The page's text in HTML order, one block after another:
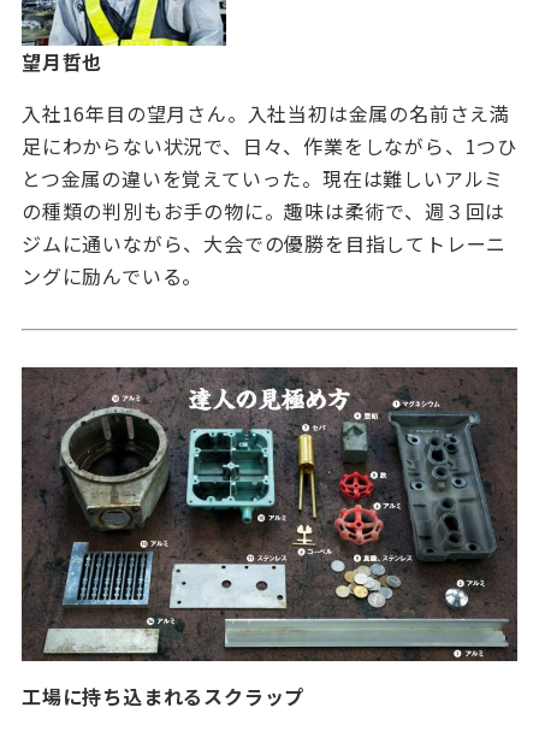
望月哲也
入社16年目の望月さん。入社当初は金属の名前さえ満
足にわからない状況で、日々、作業をしながら、1つひ
とつ金属の違いを覚えていった。現在は難しいアルミ
の種類の判別もお手の物に。趣味は柔術で、週３回は
ジムに通いながら、大会での優勝を目指してトレーニ
ングに励んでいる。
工場に持ち込まれるスクラップ